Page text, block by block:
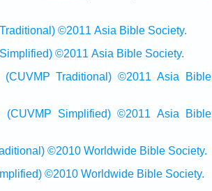
©2011 Asia Bible Society.
©2011 Asia Bible Society.
Traditional) ©2011 Asia Bible
Simplified) ©2011 Asia Bible
©2010 Worldwide Bible Society.
©2010 Worldwide Bible Society.